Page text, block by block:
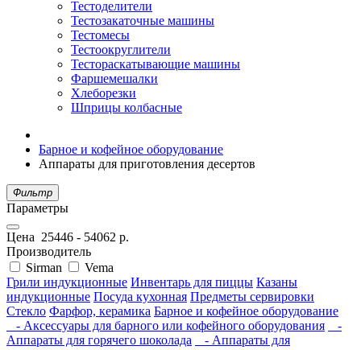
Тестоделители
Тестозакаточные машины
Тестомесы
Тестоокруглители
Тестораскатывающие машины
Фаршемешалки
Хлеборезки
Шприцы колбасные
Барное и кофейное оборудование
Аппараты для приготовления десертов
Фильтр
Параметры
Цена 25446 - 54062 р.
Производитель
Sirman
Vema
Грили индукционные Инвентарь для пиццы Казаны
индукционные Посуда кухонная Предметы сервировки
Стекло Фарфор, керамика Барное и кофейное оборудование
- Аксессуары для барного или кофейного оборудования
-
Аппараты для горячего шоколада
- Аппараты для